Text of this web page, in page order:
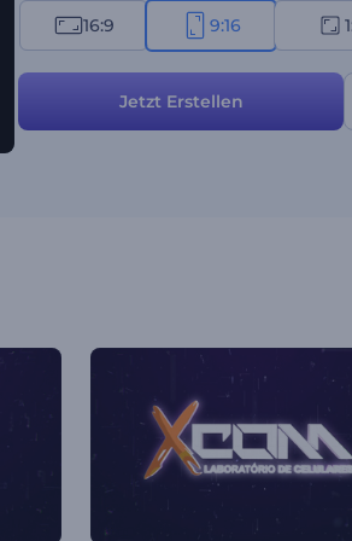
16:9 9:16
Jetzt Erstellen